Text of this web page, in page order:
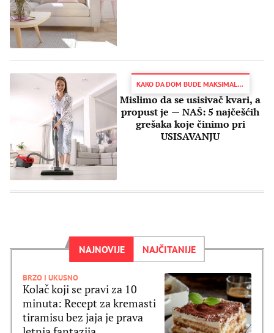
KAKO DA DOM BUDE MAKSIMALNO USISAN
Mislimo da se usisivač kvari, a
propust je — NAŠ: 5 najčešćih
grešaka koje činimo pri
USISAVANJU
NAJNOVIJE NAJČITANIJE
BRZO I UKUSNO
Kolač koji se pravi za 10
minuta: Recept za kremasti
tiramisu bez jaja je prava